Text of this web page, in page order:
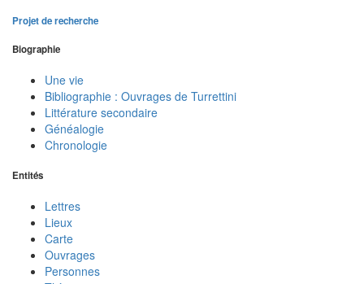
Projet de recherche
Biographie
Une vie
Bibliographie : Ouvrages de Turrettini
Littérature secondaire
Généalogie
Chronologie
Entités
Lettres
Lieux
Carte
Ouvrages
Personnes